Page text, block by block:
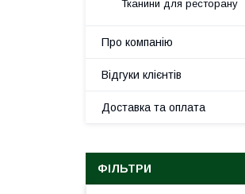
Тканини для ресторану
Про компанію
Відгуки клієнтів
Доставка та оплата
ФІЛЬТРИ